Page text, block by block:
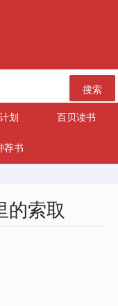
搜索
划 百贝读书
荐书
的索取